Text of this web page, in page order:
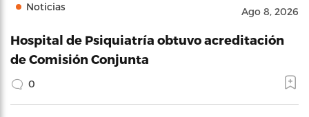
Noticias Ago 8, 2026
Hospital de Psiquiatría obtuvo acreditación
de Comisión Conjunta
0